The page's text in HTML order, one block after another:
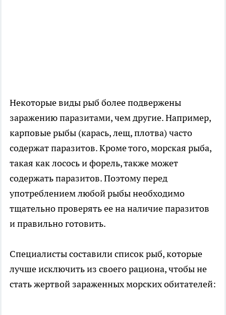
Некоторые виды рыб более подвержены
заражению паразитами, чем другие. Например,
карповые рыбы (карась, лещ, плотва) часто
содержат паразитов. Кроме того, морская рыба,
такая как лосось и форель, также может
содержать паразитов. Поэтому перед
употреблением любой рыбы необходимо
тщательно проверять ее на наличие паразитов
и правильно готовить.
Специалисты составили список рыб, которые
лучше исключить из своего рациона, чтобы не
стать жертвой зараженных морских обитателей: